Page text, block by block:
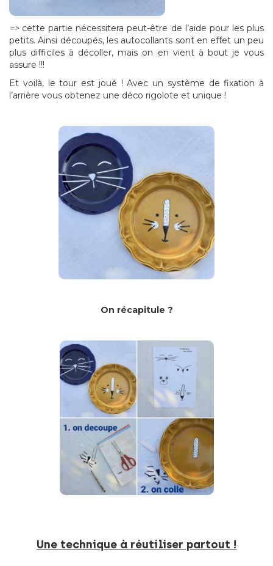
=> cette partie nécessitera peut-être de l’aide pour les plus
petits. Ainsi découpés, les autocollants sont en effet un peu
plus difficiles à décoller, mais on en vient à bout je vous
assure !!!
Et voilà, le tour est joué ! Avec un système de fixation à
l’arrière vous obtenez une déco rigolote et unique !
On récapitule ?
Une technique à réutiliser partout !